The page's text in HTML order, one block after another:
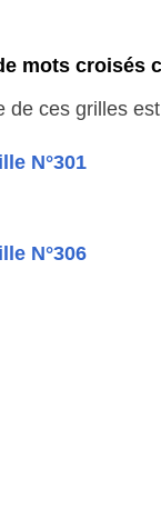
mots croisés
de ces grilles
N°301
N°306